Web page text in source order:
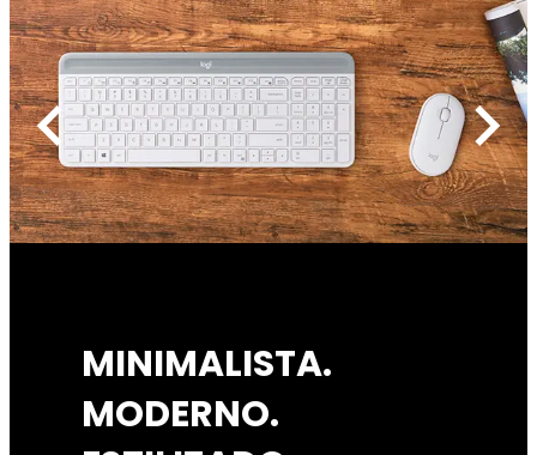
MINIMALISTA.
MODERNO.
chevron_left chevron_right